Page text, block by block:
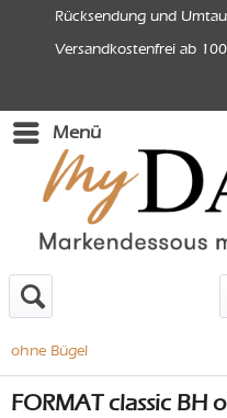
Rücksendung und
Versandkostenfrei ab
Menü
ohne Bügel
FORMAT classic BH